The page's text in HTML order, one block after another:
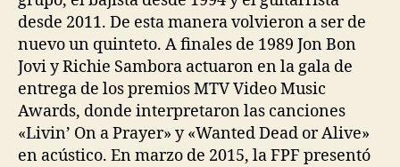
desde 2011. De esta manera volvieron a ser de
nuevo un quinteto. A finales de 1989 Jon Bon
Jovi y Richie Sambora actuaron en la gala de
entrega de los premios MTV Video Music
Awards, donde interpretaron las canciones
«Livin’ On a Prayer» y «Wanted Dead or Alive»
en acústico. En marzo de 2015, la FPF presentó